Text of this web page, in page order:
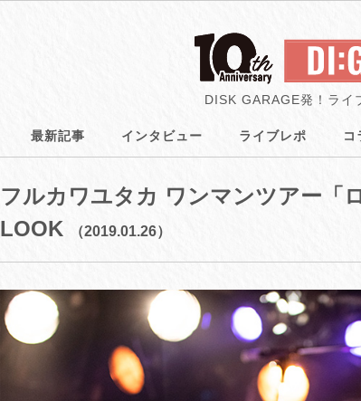
DISK GARAGE発！ライ
最新記事 インタビュー ライブレポ コ
フルカワユタカ ワンマンツアー「
LOOK
（2019.01.26）